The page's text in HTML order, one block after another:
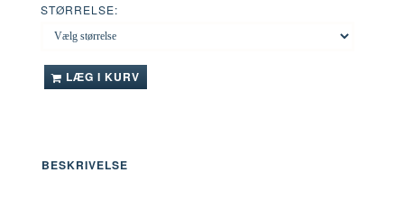
STØRRELSE:
LÆG I KURV
BESKRIVELSE